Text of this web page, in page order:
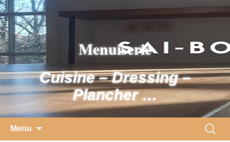
Skip
to
content
Menuiserie
Cuisine – Dressing –
Plancher …
Menu
Search
for: